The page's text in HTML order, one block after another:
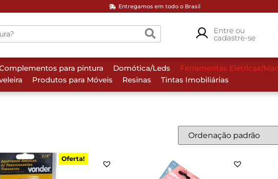
Entregamos em todo o Brasil
Entre ou
cadastre-se
para pintura Domótica/Leds
Ferramentas Elétricas/
Produtos para Móveis Resinas Tintas Imobiliárias
Oferta!